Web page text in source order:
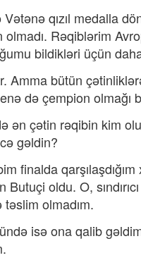
qızıl medalla
olmadı. Rəqiblərim
bildikləri üçün
Amma bütün
də çempion olmağı
ən çətin rəqibin kim
gəldin?
finalda qarşılaşdığım
Butuçi oldu. O,
olmadım.
isə ona qalib